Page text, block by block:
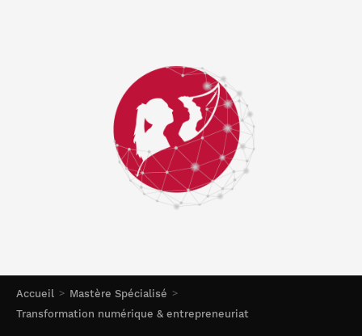
Accueil
Mastère Spécialisé
Transformation numérique & entrepreneuriat